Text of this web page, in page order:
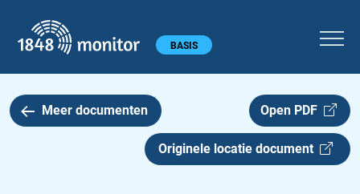
Hoofdmenu BASIS
Meer documenten Open PDF
Originele locatie document